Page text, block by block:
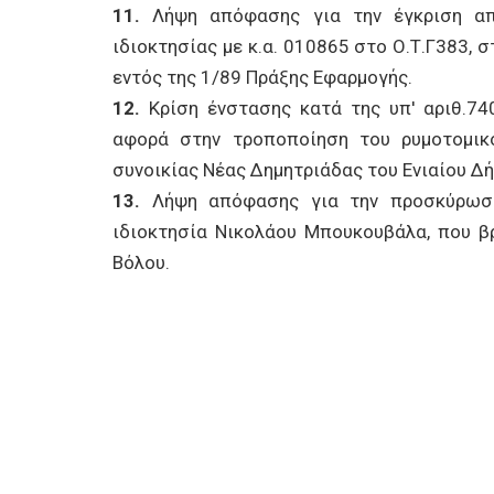
11. Λήψη απόφασης για την έγκριση
ιδιοκτησίας με κ.α. 010865 στο Ο.Τ.Γ383,
εντός της 1/89 Πράξης Εφαρμογής.
12. Κρίση ένστασης κατά της υπ'
αφορά στην τροποποίηση του
συνοικίας Νέας Δημητριάδας του Ενιαίου
13. Λήψη απόφασης για την
ιδιοκτησία Νικολάου Μπουκουβάλα, που
Βόλου.